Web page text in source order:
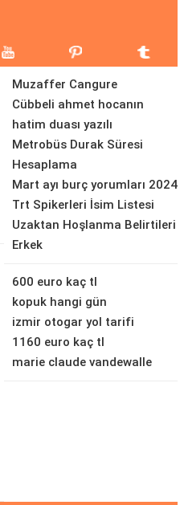
Muzaffer Cangure
Cübbeli ahmet hocanın
hatim duası yazılı
Metrobüs Durak Süresi
Hesaplama
Mart ayı burç yorumları 2024
Trt Spikerleri İsim Listesi
Uzaktan Hoşlanma Belirtileri
Erkek
600 euro kaç tl
kopuk hangi gün
izmir otogar yol tarifi
1160 euro kaç tl
marie claude vandewalle